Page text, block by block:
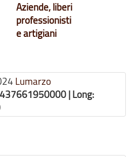
Aziende, liberi
professionisti
e artigiani
Lumarzo
| Long: